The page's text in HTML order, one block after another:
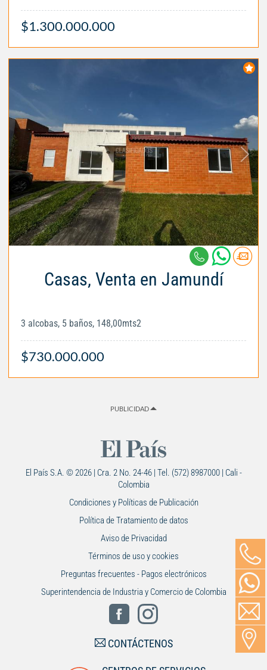
$1.300.000.000
Casas, Venta en Jamundí
3 alcobas, 5 baños, 148,00mts2
$730.000.000
PUBLICIDAD
El País S.A. © 2026 | Cra. 2 No. 24-46 | Tel. (572) 8987000 | Cali -
Colombia
Condiciones y Políticas de Publicación
Política de Tratamiento de datos
Aviso de Privacidad
Términos de uso y cookies
Preguntas frecuentes - Pagos electrónicos
Superintendencia de Industria y Comercio de Colombia
CONTÁCTENOS